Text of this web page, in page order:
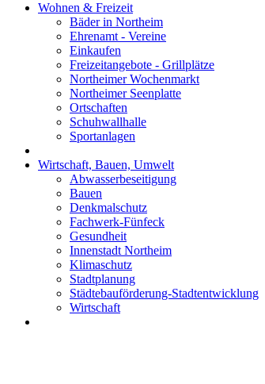
Wohnen & Freizeit
Bäder in Northeim
Ehrenamt - Vereine
Einkaufen
Freizeitangebote - Grillplätze
Northeimer Wochenmarkt
Northeimer Seenplatte
Ortschaften
Schuhwallhalle
Sportanlagen
Wirtschaft, Bauen, Umwelt
Abwasserbeseitigung
Bauen
Denkmalschutz
Fachwerk-Fünfeck
Gesundheit
Innenstadt Northeim
Klimaschutz
Stadtplanung
Städtebauförderung-Stadtentwicklung
Wirtschaft